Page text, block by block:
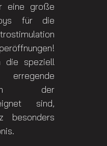
eine große
für die
die speziell
der
sind,
besonders